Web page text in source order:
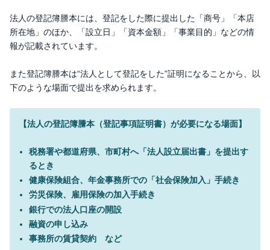
法人の登記簿謄本には、登記をした際に提出した「商号」「本店
所在地」のほか、「設立日」「資本金額」「事業目的」などの情
報が記載されています。
また登記簿謄本は“法人として登記をした”証明になることから、以
下のような場面で提出を求められます。
【法人の登記簿謄本（登記事項証明書）が必要になる場面】
税務署や都道府県、市町村へ「法人設立届出書」を提出す
るとき
健康保険組合、年金事務所での「社会保険加入」手続き
労災保険、雇用保険の加入手続き
銀行での法人口座の開設
融資の申し込み
事務所の賃貸契約 など